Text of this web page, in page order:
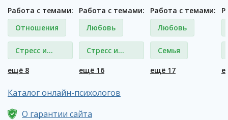
Работа с темами:
Отношения
Стресс и
депрессия
ещё 8
Работа с темами:
Любовь
Стресс и
депрессия
ещё 16
Работа с темами:
Любовь
Семья
ещё 17
Каталог онлайн-психологов
О гарантии сайта